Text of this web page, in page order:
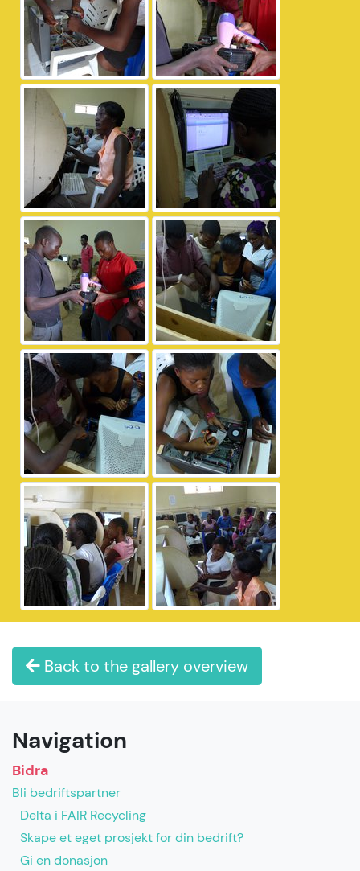
Back to the gallery overview
Navigation
Bidra
Bli bedriftspartner
Delta i FAIR Recycling
Skape et eget prosjekt for din bedrift?
Gi en donasjon